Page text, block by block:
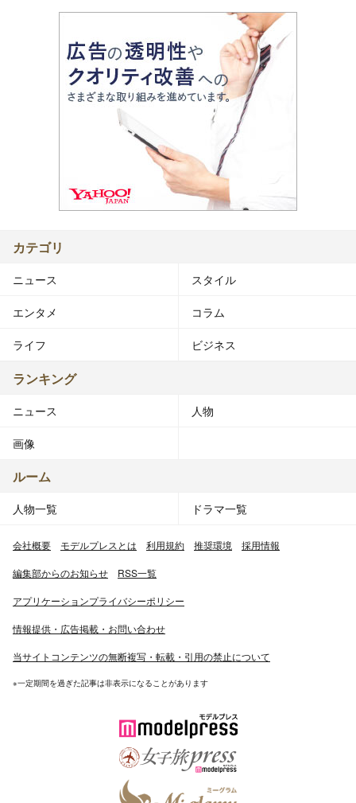
カテゴリ
ニュース スタイル
エンタメ コラム
ライフ ビジネス
ランキング
ニュース 人物
画像
ルーム
人物一覧 ドラマ一覧
会社概要 モデルプレスとは 利用規約 推奨環境 採用情報
編集部からのお知らせ RSS一覧
アプリケーションプライバシーポリシー
情報提供・広告掲載・お問い合わせ
当サイトコンテンツの無断複写・転載・引用の禁止について
※一定期間を過ぎた記事は非表示になることがあります